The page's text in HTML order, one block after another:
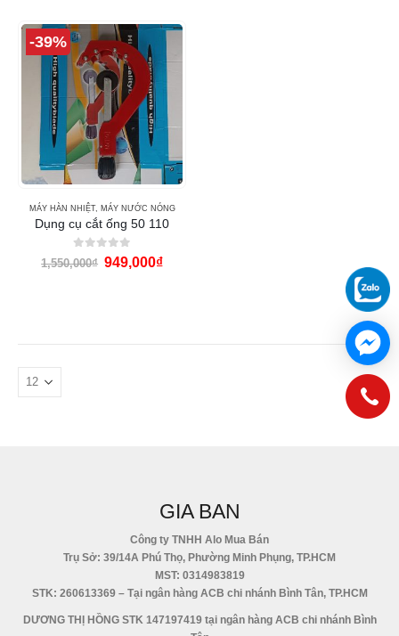
-39%
MÁY HÀN NHIỆT, MÁY NƯỚC NÓNG
Dụng cụ cắt ống 50 110
0 out of 5
1,550,000₫ 949,000₫
GIA BAN
Công ty TNHH Alo Mua Bán
Trụ Sở: 39/14A Phú Thọ, Phường Minh Phụng, TP.HCM
MST: 0314983819
STK: 260613369 – Tại ngân hàng ACB chi nhánh Bình Tân, TP.HCM
DƯƠNG THỊ HỒNG STK 147197419 tại ngân hàng ACB chi nhánh Bình